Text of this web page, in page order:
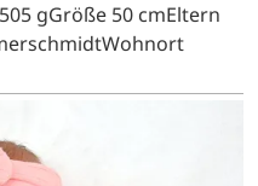
gGröße 50 cmEltern